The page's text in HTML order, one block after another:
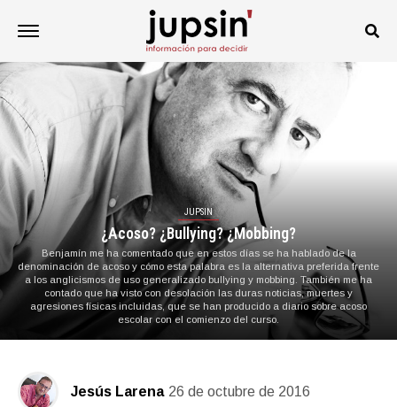
JUPSIN
¿Acoso? ¿Bullying? ¿Mobbing?
Benjamín me ha comentado que en estos días se ha hablado de la
denominación de acoso y cómo esta palabra es la alternativa preferida frente
a los anglicismos de uso generalizado bullying y mobbing. También me ha
contado que ha visto con desolación las duras noticias, muertes y
agresiones físicas incluidas, que se han producido a diario sobre acoso
escolar con el comienzo del curso.
Jesús Larena 26 de octubre de 2016